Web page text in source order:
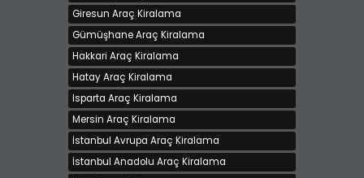
Giresun Araç Kiralama
Gümüşhane Araç Kiralama
Hakkari Araç Kiralama
Hatay Araç Kiralama
Isparta Araç Kiralama
Mersin Araç Kiralama
İstanbul Avrupa Araç Kiralama
İstanbul Anadolu Araç Kiralama